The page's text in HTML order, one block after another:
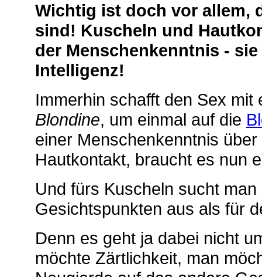
Wichtig ist doch vor allem,
sind! Kuscheln und
der Menschenkenntnis -
Intelligenz!
Immerhin schafft den Sex
Blondine, um einmal auf die
einer Menschenkenntnis
Hautkontakt, braucht es nun
Und fürs Kuscheln sucht
Gesichtspunkten aus als für
Denn es geht ja dabei nicht
möchte Zärtlichkeit, man